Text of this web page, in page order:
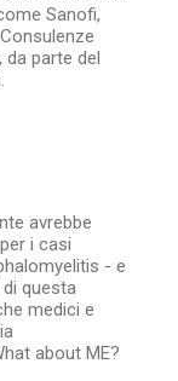
Sanofi,
da parte del
avrebbe
i casi
- e
questa
medici e
about ME?